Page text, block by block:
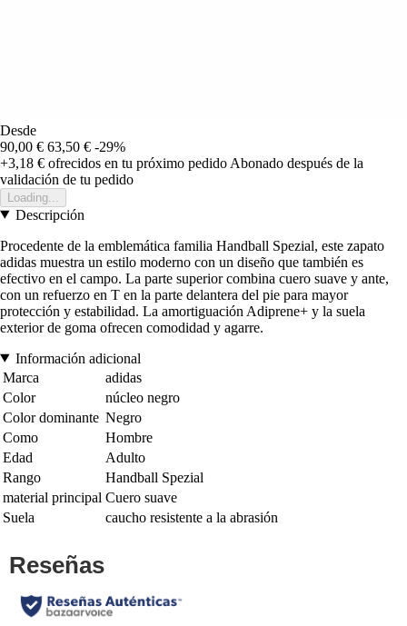
Desde
90,00 € 63,50 € -29%
+3,18 € ofrecidos en tu próximo pedido Abonado después de la
validación de tu pedido
Loading...
Descripción
Procedente de la emblemática familia Handball Spezial, este zapato
adidas muestra un estilo moderno con un diseño que también es
efectivo en el campo. La parte superior combina cuero suave y ante,
con un refuerzo en T en la parte delantera del pie para mayor
protección y estabilidad. La amortiguación Adiprene+ y la suela
exterior de goma ofrecen comodidad y agarre.
Información adicional
Marca
adidas
Color
núcleo negro
Color dominante Negro
Como
Hombre
Edad
Adulto
Rango
Handball Spezial
material principal Cuero suave
Suela
caucho resistente a la abrasión